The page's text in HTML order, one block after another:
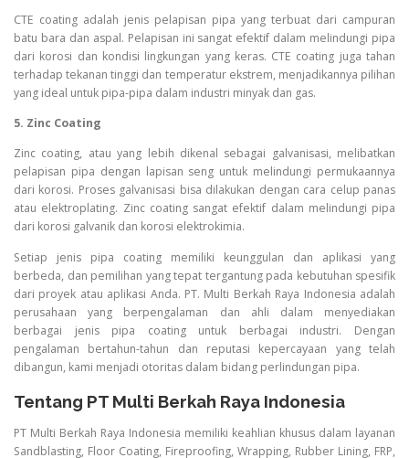
CTE coating adalah jenis pelapisan pipa yang terbuat dari campuran
batu bara dan aspal. Pelapisan ini sangat efektif dalam melindungi pipa
dari korosi dan kondisi lingkungan yang keras. CTE coating juga tahan
terhadap tekanan tinggi dan temperatur ekstrem, menjadikannya pilihan
yang ideal untuk pipa-pipa dalam industri minyak dan gas.
5. Zinc Coating
Zinc coating, atau yang lebih dikenal sebagai galvanisasi, melibatkan
pelapisan pipa dengan lapisan seng untuk melindungi permukaannya
dari korosi. Proses galvanisasi bisa dilakukan dengan cara celup panas
atau elektroplating. Zinc coating sangat efektif dalam melindungi pipa
dari korosi galvanik dan korosi elektrokimia.
Setiap jenis pipa coating memiliki keunggulan dan aplikasi yang
berbeda, dan pemilihan yang tepat tergantung pada kebutuhan spesifik
dari proyek atau aplikasi Anda. PT. Multi Berkah Raya Indonesia adalah
perusahaan yang berpengalaman dan ahli dalam menyediakan
berbagai jenis pipa coating untuk berbagai industri. Dengan
pengalaman bertahun-tahun dan reputasi kepercayaan yang telah
dibangun, kami menjadi otoritas dalam bidang perlindungan pipa.
Tentang PT Multi Berkah Raya Indonesia
PT Multi Berkah Raya Indonesia memiliki keahlian khusus dalam layanan
Sandblasting, Floor Coating, Fireproofing, Wrapping, Rubber Lining, FRP,